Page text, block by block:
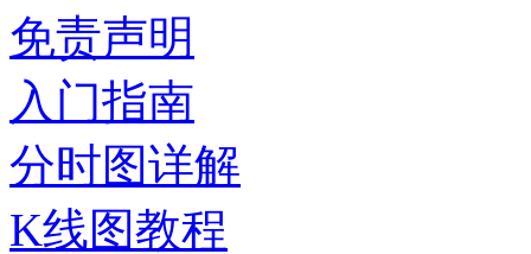
免责声明
入门指南
分时图详解
K线图教程